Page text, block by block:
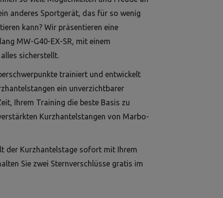
anderes Sportgerät, das für so wenig
kann? Wir präsentieren eine
MW-G40-EX-SR, mit einem
sicherstellt.
trainiert und entwickelt
ein unverzichtbarer
Ihrem Training die beste Basis zu
Kurzhantelstangen von Marbo-
der Kurzhantelstage sofort mit Ihrem
Sie zwei Sternverschlüsse gratis im